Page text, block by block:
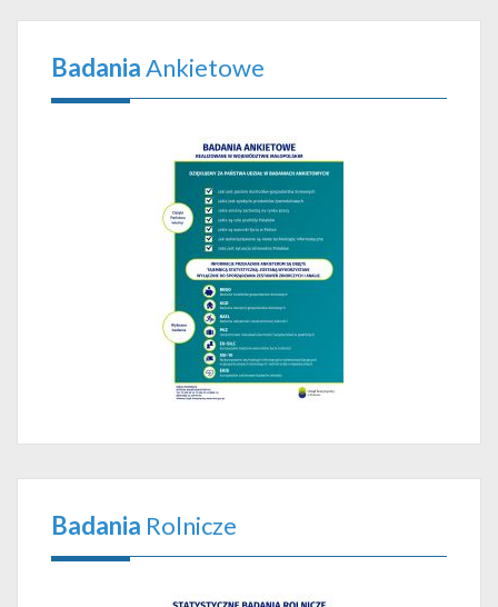
BadaniaAnkietowe
Badania Rolnicze